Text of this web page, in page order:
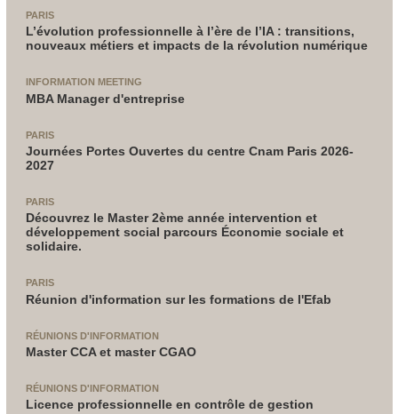
PARIS
L’évolution professionnelle à l’ère de l’IA : transitions,
nouveaux métiers et impacts de la révolution numérique
INFORMATION MEETING
MBA Manager d'entreprise
PARIS
Journées Portes Ouvertes du centre Cnam Paris 2026-
2027
PARIS
Découvrez le Master 2ème année intervention et
développement social parcours Économie sociale et
solidaire.
PARIS
Réunion d'information sur les formations de l'Efab
RÉUNIONS D'INFORMATION
Master CCA et master CGAO
RÉUNIONS D'INFORMATION
Licence professionnelle en contrôle de gestion